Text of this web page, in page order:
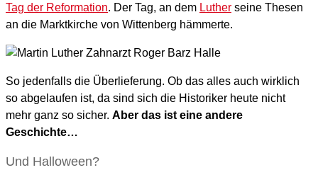
Tag der Reformation. Der Tag, an dem Luther seine Thesen
an die Marktkirche von Wittenberg hämmerte.
So jedenfalls die Überlieferung. Ob das alles auch wirklich
so abgelaufen ist, da sind sich die Historiker heute nicht
mehr ganz so sicher. Aber das ist eine andere
Geschichte…
Und Halloween?